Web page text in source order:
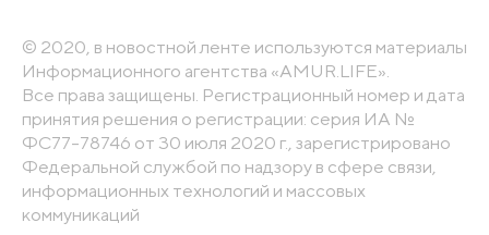
© 2020, в новостной ленте используются материалы
Информационного агентства «AMUR.LIFE».
Все права защищены. Регистрационный номер и дата
принятия решения о регистрации: серия ИА №
ФС77-78746 от 30 июля 2020 г., зарегистрировано
Федеральной службой по надзору в сфере связи,
информационных технологий и массовых
коммуникаций